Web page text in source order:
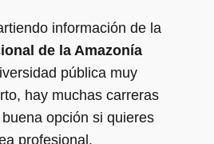
información de la
de la Amazonía
pública muy
hay muchas carreras
opción si quieres
profesional.